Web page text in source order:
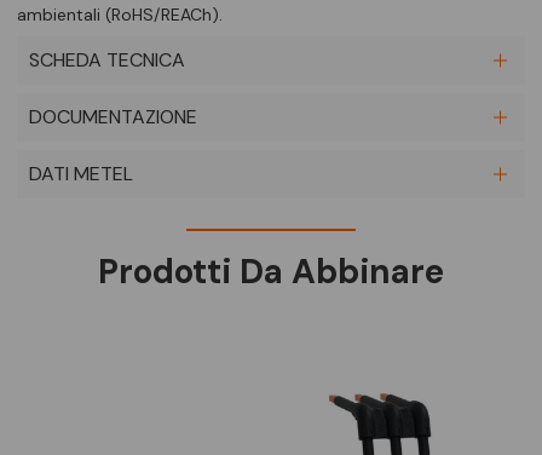
ambientali (RoHS/REACh).
SCHEDA TECNICA
DOCUMENTAZIONE
DATI METEL
Prodotti Da Abbinare